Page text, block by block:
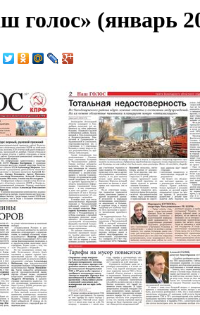
голос» (январь